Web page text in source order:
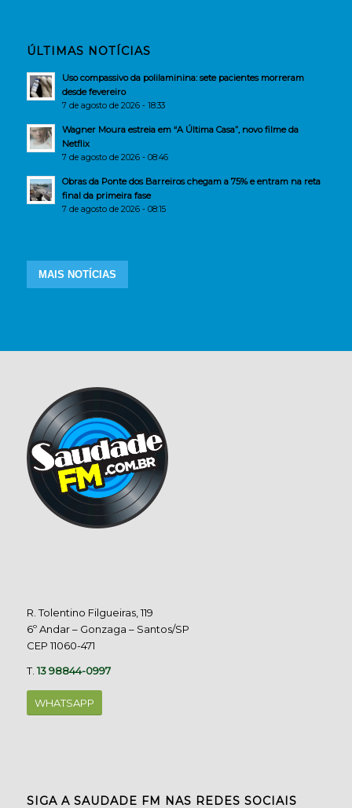
ÚLTIMAS NOTÍCIAS
Uso compassivo da polilaminina: sete pacientes morreram
desde fevereiro
7 de agosto de 2026 - 18:33
Wagner Moura estreia em “A Última Casa”, novo filme da
Netflix
7 de agosto de 2026 - 08:46
Obras da Ponte dos Barreiros chegam a 75% e entram na reta
final da primeira fase
7 de agosto de 2026 - 08:15
MAIS NOTÍCIAS
R. Tolentino Filgueiras, 119
6º Andar – Gonzaga – Santos/SP
CEP 11060-471
T.13 98844-0997
WHATSAPP
SIGA A SAUDADE FM NAS REDES SOCIAIS